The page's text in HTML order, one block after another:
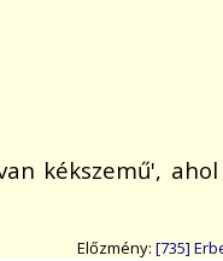
kékszemű',
Előzmény: [735]